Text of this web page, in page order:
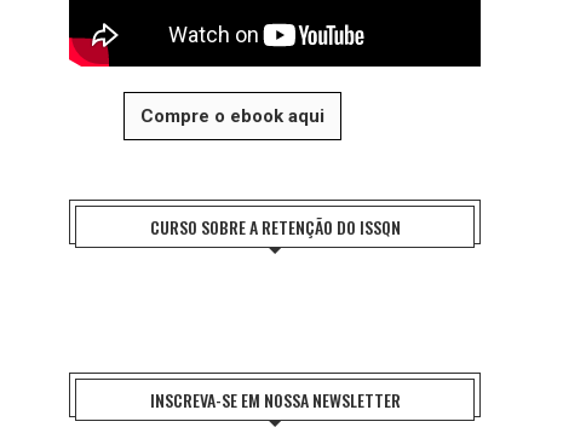
Compre o ebook aqui
CURSO SOBRE A RETENÇÃO DO ISSQN
INSCREVA-SE EM NOSSA NEWSLETTER